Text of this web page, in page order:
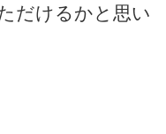
だけるかと思い